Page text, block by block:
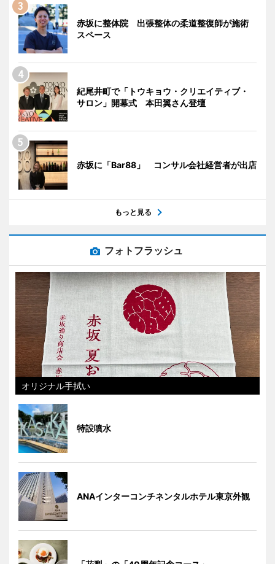
赤坂に整体院 出張整体の柔道整復師が施術
スペース
紀尾井町で「トウキョウ・クリエイティブ・
サロン」開幕式 本田翼さん登壇
赤坂に「Bar88」 コンサル会社経営者が出店
もっと見る
フォトフラッシュ
オリジナル手拭い
特設噴水
ANAインターコンチネンタルホテル東京外観